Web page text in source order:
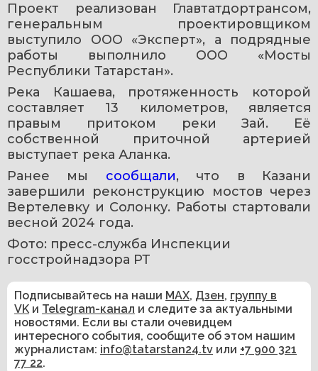
Проект реализован Главтатдортрансом,
генеральным проектировщиком
выступило ООО «Эксперт», а подрядные
работы выполнило ООО «Мосты
Республики Татарстан».
Река Кашаева, протяженность которой
составляет 13 километров, является
правым притоком реки Зай. Её
собственной приточной артерией
выступает река Аланка.
Ранее мы сообщали, что в Казани
завершили реконструкцию мостов через
Вертелевку и Солонку. Работы стартовали
весной 2024 года.
Фото: пресс-служба Инспекции
госстройнадзора РТ
Подписывайтесь на наши MAX, Дзен, группу в
VK и Telegram-канал и следите за актуальными
новостями. Если вы стали очевидцем
интересного события, сообщите об этом нашим
журналистам: info@tatarstan24.tv или +7 900 321
77 22.